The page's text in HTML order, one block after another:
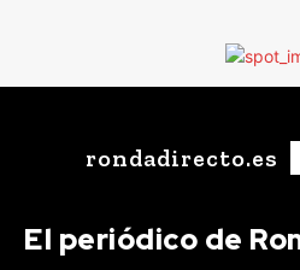
rondadirecto.es
El periódico de